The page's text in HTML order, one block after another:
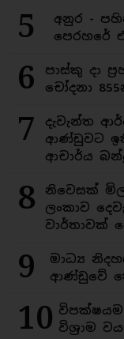
5
අනුර -
පෙරහරේ
6
පාස්කු දා
චෝදනා
7
දැවැන්ත
ආණ්ඩුවට
ආචාර්ය
8
නිවෙසක්
ලංකාව
වාර්තාවක්
9
මාධ්‍ය
ආණ්ඩුවේ
10 විශ්‍රාම